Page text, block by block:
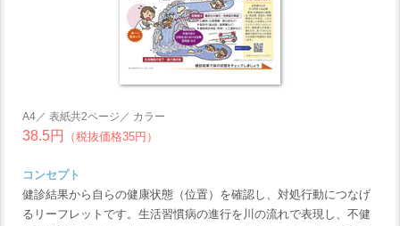
A4／ 表紙共2ページ／ カラー
38.5円 （税抜価格35円）
コンセプト
健診結果から自らの健康状態（位置）を確認し、対処行動につなげ
るリーフレットです。生活習慣病の進行を川の流れで表現し、不健